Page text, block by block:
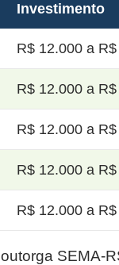
Investimento
R$ 12.000 a
R$ 12.000 a
R$ 12.000 a
R$ 12.000 a
R$ 12.000 a
SEMA-